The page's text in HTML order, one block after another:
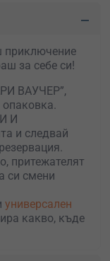
приключение
за себе си!
ВАУЧЕР”,
И
и следвай
притежателят
си смени
универсален
какво, къде